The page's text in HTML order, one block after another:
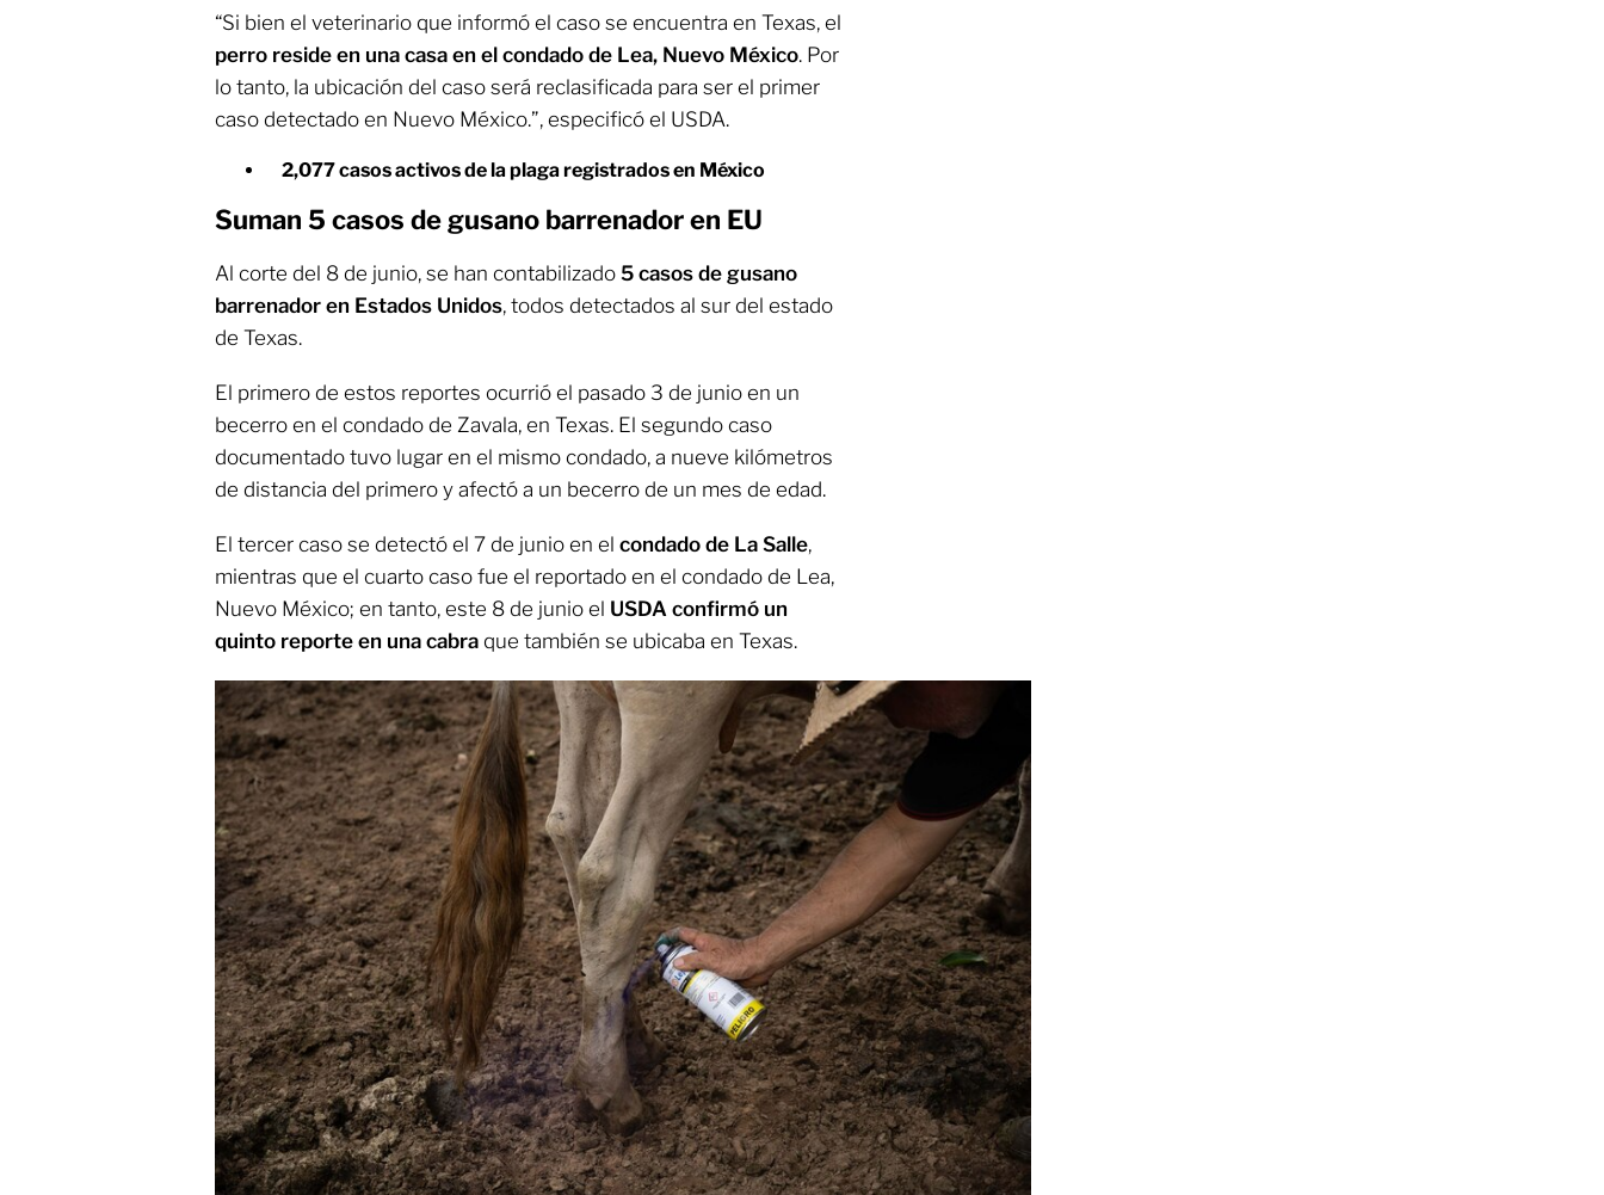
“Si bien el veterinario que informó el caso se encuentra en Texas, el
perro reside en una casa en el condado de Lea, Nuevo México. Por
lo tanto, la ubicación del caso será reclasificada para ser el primer
caso detectado en Nuevo México.”, especificó el USDA.
2,077 casos activos de la plaga registrados en México
Suman 5 casos de gusano barrenador en EU
Al corte del 8 de junio, se han contabilizado 5 casos de gusano
barrenador en Estados Unidos, todos detectados al sur del estado
de Texas.
El primero de estos reportes ocurrió el pasado 3 de junio en un
becerro en el condado de Zavala, en Texas. El segundo caso
documentado tuvo lugar en el mismo condado, a nueve kilómetros
de distancia del primero y afectó a un becerro de un mes de edad.
El tercer caso se detectó el 7 de junio en el condado de La Salle,
mientras que el cuarto caso fue el reportado en el condado de Lea,
Nuevo México; en tanto, este 8 de junio el USDA confirmó un
quinto reporte en una cabra que también se ubicaba en Texas.